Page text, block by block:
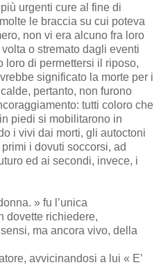
urgenti cure al fine di
le braccia su cui poteva
non vi era alcuno fra loro
o stremato dagli eventi
loro di permettersi il riposo,
significato la morte per i
pertanto, non furono
tutti coloro che
piedi si mobilitarono in
i vivi dai morti, gli autoctoni
i dovuti soccorsi, ad
ed ai secondi, invece, i
» fu l’unica
dovette richiedere,
ma ancora vivo, della
avvicinandosi a lui « E’